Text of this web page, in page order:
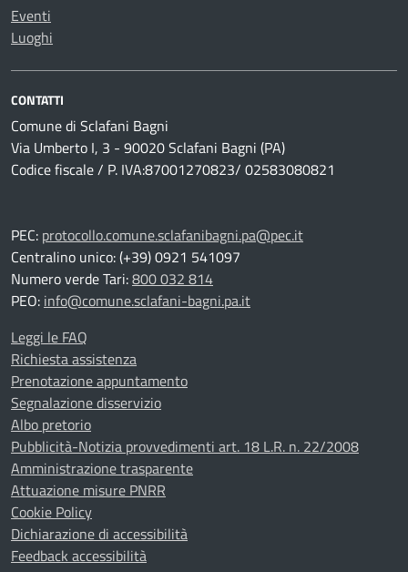
Eventi
Luoghi
CONTATTI
Comune di Sclafani Bagni
Via Umberto I, 3 - 90020 Sclafani Bagni (PA)
Codice fiscale / P. IVA:87001270823/ 02583080821
PEC: protocollo.comune.sclafanibagni.pa@pec.it
Centralino unico: (+39) 0921 541097
Numero verde Tari:800 032 814
PEO: info@comune.sclafani-bagni.pa.it
Leggi le FAQ
Richiesta assistenza
Prenotazione appuntamento
Segnalazione disservizio
Albo pretorio
Pubblicità-Notizia provvedimenti art. 18 L.R. n. 22/2008
Amministrazione trasparente
Attuazione misure PNRR
Cookie Policy
Dichiarazione di accessibilità
Feedback accessibilità